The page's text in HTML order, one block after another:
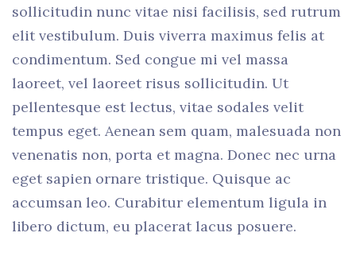
sollicitudin nunc vitae nisi facilisis, sed rutrum
elit vestibulum. Duis viverra maximus felis at
condimentum. Sed congue mi vel massa
laoreet, vel laoreet risus sollicitudin. Ut
pellentesque est lectus, vitae sodales velit
tempus eget. Aenean sem quam, malesuada non
venenatis non, porta et magna. Donec nec urna
eget sapien ornare tristique. Quisque ac
accumsan leo. Curabitur elementum ligula in
libero dictum, eu placerat lacus posuere.